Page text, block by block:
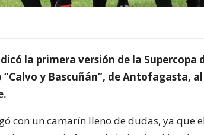
la primera versión de la Supercopa
y Bascuñán”, de Antofagasta,
con un camarín lleno de dudas, ya que